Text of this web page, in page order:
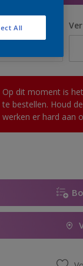
Op dit moment is
te bestellen. Houd
werken er hard aan
All